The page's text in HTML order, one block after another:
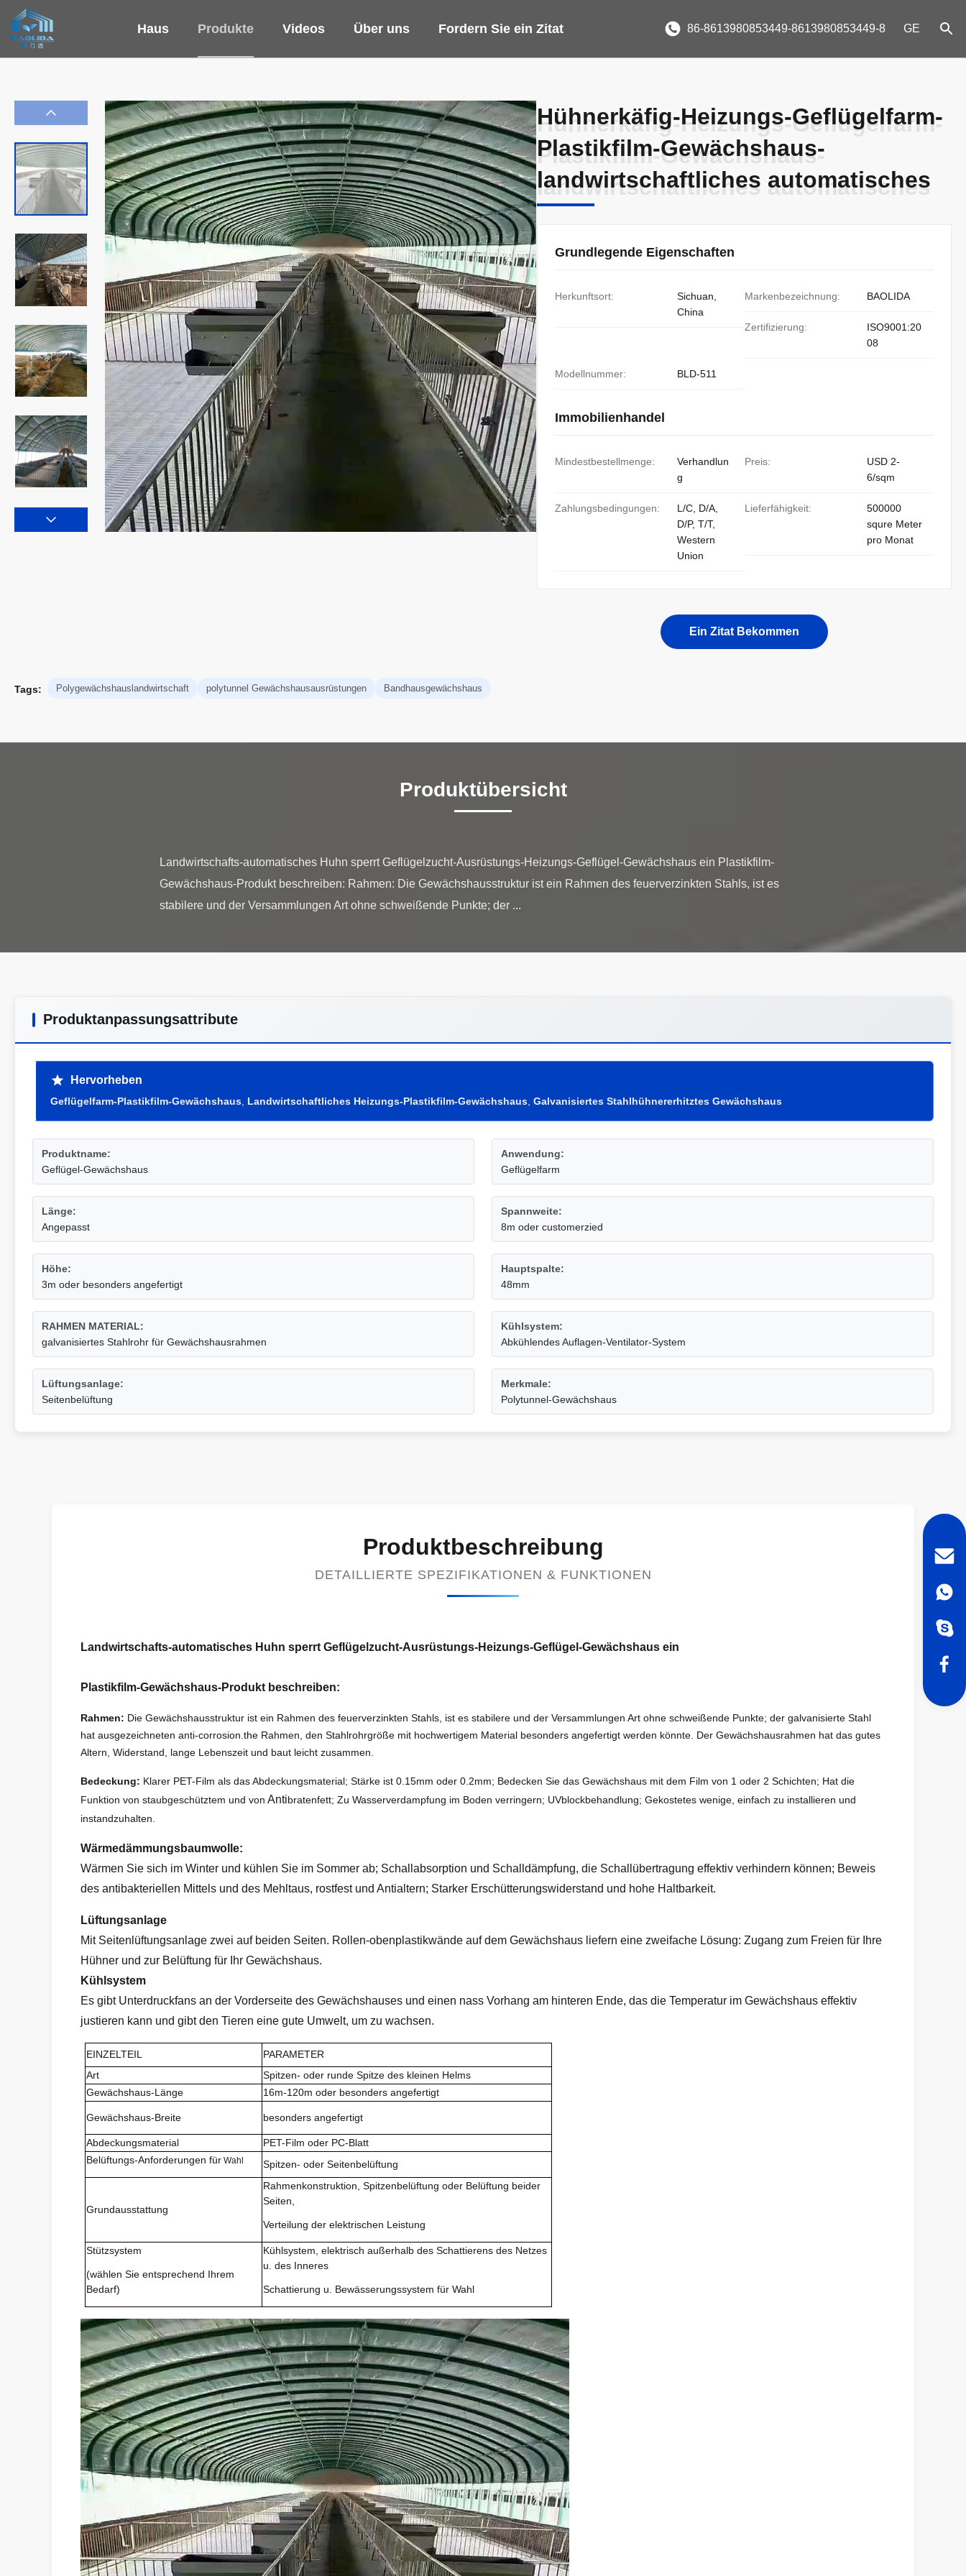
Haus Produkte Videos Über uns Fordern Sie ein Zitat 86-8613980853449-8613980853449-8 GE
Hühnerkäfig-Heizungs-Geflügelfarm-
Plastikfilm-Gewächshaus-
landwirtschaftliches automatisches
Hühnerkäfig-Heizungs-Geflügelfarm-
Plastikfilm-Gewächshaus-
landwirtschaftliches automatisches
Grundlegende Eigenschaften
Herkunftsort:
Sichuan,
China
Markenbezeichnung: BAOLIDA
Zertifizierung:
ISO9001:20
08
Modellnummer: BLD-511
Immobilienhandel
Mindestbestellmenge:
Verhandlun
g
Preis:
USD 2-
6/sqm
Zahlungsbedingungen:
L/C, D/A,
D/P, T/T,
Western
Union
Lieferfähigkeit:
500000
squre Meter
pro Monat
Ein Zitat Bekommen
Tags: Polygewächshauslandwirtschaft polytunnel Gewächshausausrüstungen Bandhausgewächshaus
Produktübersicht
Landwirtschafts-automatisches Huhn sperrt Geflügelzucht-Ausrüstungs-Heizungs-Geflügel-Gewächshaus ein Plastikfilm-
Gewächshaus-Produkt beschreiben: Rahmen: Die Gewächshausstruktur ist ein Rahmen des feuerverzinkten Stahls, ist es
Produktanpassungsattribute
Hervorheben
Geflügelfarm-Plastikfilm-Gewächshaus Landwirtschaftliches Heizungs-Plastikfilm-Gewächshaus Galvanisiertes Stahlhühnererhitztes Gewächshaus
Produktname:
Geflügel-Gewächshaus
Anwendung:
Geflügelfarm
Länge:
Angepasst
Spannweite:
8m oder customerzied
Höhe:
3m oder besonders angefertigt
Hauptspalte:
48mm
RAHMEN MATERIAL:
galvanisiertes Stahlrohr für Gewächshausrahmen
Kühlsystem:
Abkühlendes Auflagen-Ventilator-System
Lüftungsanlage:
Seitenbelüftung
Merkmale:
Polytunnel-Gewächshaus
Produktbeschreibung
DETAILLIERTE SPEZIFIKATIONEN & FUNKTIONEN
Landwirtschafts-automatisches Huhn sperrt Geflügelzucht-Ausrüstungs-Heizungs-Geflügel-Gewächshaus ein
Plastikfilm-Gewächshaus-Produkt beschreiben:
Rahmen: Die Gewächshausstruktur ist ein Rahmen des feuerverzinkten Stahls, ist es stabilere und der Versammlungen Art ohne schweißende Punkte; der galvanisierte Stahl
hat ausgezeichneten anti-corrosion.the Rahmen, den Stahlrohrgröße mit hochwertigem Material besonders angefertigt werden könnte. Der Gewächshausrahmen hat das gutes
Altern, Widerstand, lange Lebenszeit und baut leicht zusammen.
Bedeckung: Klarer PET-Film als das Abdeckungsmaterial; Stärke ist 0.15mm oder 0.2mm; Bedecken Sie das Gewächshaus mit dem Film von 1 oder 2 Schichten; Hat die
Funktion von staubgeschütztem und von Antibratenfett; Zu Wasserverdampfung im Boden verringern; UVblockbehandlung; Gekostetes wenige, einfach zu installieren und
instandzuhalten.
Wärmedämmungsbaumwolle:
Wärmen Sie sich im Winter und kühlen Sie im Sommer ab; Schallabsorption und Schalldämpfung, die Schallübertragung effektiv verhindern können; Beweis
des antibakteriellen Mittels und des Mehltaus, rostfest und Antialtern; Starker Erschütterungswiderstand und hohe Haltbarkeit.
Lüftungsanlage
Mit Seitenlüftungsanlage zwei auf beiden Seiten. Rollen-obenplastikwände auf dem Gewächshaus liefern eine zweifache Lösung: Zugang zum Freien für Ihre
Hühner und zur Belüftung für Ihr Gewächshaus.
Kühlsystem
Es gibt Unterdruckfans an der Vorderseite des Gewächshauses und einen nass Vorhang am hinteren Ende, das die Temperatur im Gewächshaus effektiv
justieren kann und gibt den Tieren eine gute Umwelt, um zu wachsen.
EINZELTEIL
PARAMETER
Art
Spitzen- oder runde Spitze des kleinen Helms
Gewächshaus-Länge
16m-120m oder besonders angefertigt
Gewächshaus-Breite besonders angefertigt
Abdeckungsmaterial
PET-Film oder PC-Blatt
Belüftungs-Anforderungen für Wahl Spitzen- oder Seitenbelüftung
Grundausstattung
Rahmenkonstruktion, Spitzenbelüftung oder Belüftung beider
Seiten,
Verteilung der elektrischen Leistung
Stützsystem
(wählen Sie entsprechend Ihrem
Bedarf)
Kühlsystem, elektrisch außerhalb des Schattierens des Netzes
u. des Inneres
Schattierung u. Bewässerungssystem für Wahl